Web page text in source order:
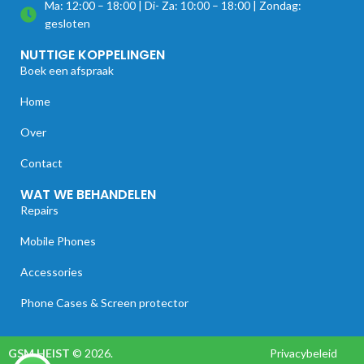
Ma: 12:00 – 18:00 | Di- Za: 10:00 – 18:00 | Zondag:
gesloten
NUTTIGE KOPPELINGEN
Boek een afspraak
Home
Over
Contact
WAT WE BEHANDELEN
Repairs
Mobile Phones
Accessories
Phone Cases & Screen protector
GSM HEIST © 2026. Privacybeleid